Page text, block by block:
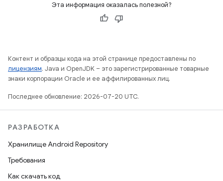
Эта информация оказалась полезной?
Контент и образцы кода на этой странице предоставлены по
лицензиям. Java и OpenJDK – это зарегистрированные товарные
знаки корпорации Oracle и ее аффилированных лиц.
Последнее обновление: 2026-07-20 UTC.
РАЗРАБОТКА
Хранилище Android Repository
Требования
Как скачать код